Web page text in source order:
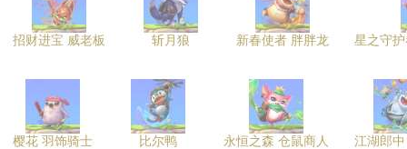
招财进宝 威老板 斩月狼 新春使者 胖胖龙 星之守
樱花 羽饰骑士 比尔鸭 永恒之森 仓鼠商人 江湖郎